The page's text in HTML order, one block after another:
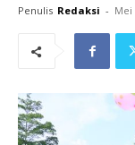
Penulis Redaksi - Mei